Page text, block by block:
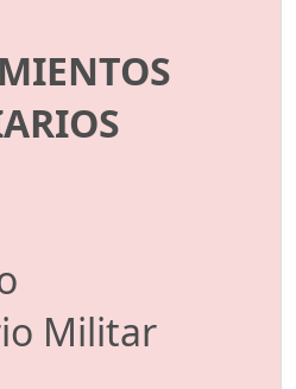
Militar